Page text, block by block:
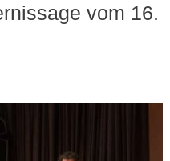
vom 16.